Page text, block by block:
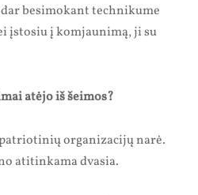
besimokant technikume
įstosiu į komjaunimą, ji su
atėjo iš šeimos?
organizacijų narė.
atitinkama dvasia.